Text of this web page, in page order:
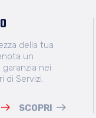
della tua
un
nei
di Servizi.
SCOPRI